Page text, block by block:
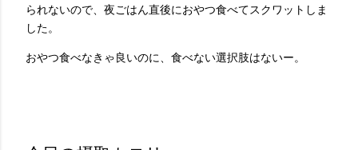
られないので、夜ごはん直後におやつ食べてスクワットしま
した。
おやつ食べなきゃ良いのに、食べない選択肢はないー。